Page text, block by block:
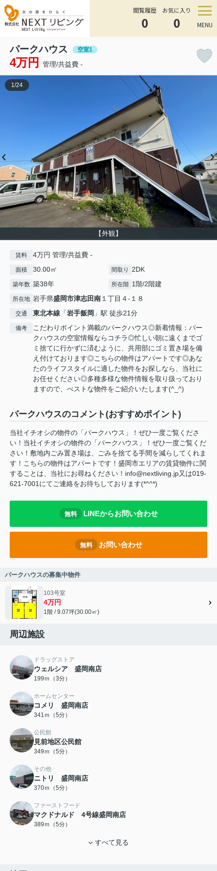
閲覧履歴
0
お気に入り
0 MENU
パークハウス 空室1
4万円 管理/共益費 -
【外観】
1/24
賃料 4万円 管理/共益費 -
面積 30.00㎡ 間取り 2DK
築年数 築38年 所在階 1階/2階建
所在地 岩手県盛岡市津志田南 １丁目４-１８
交通 東北本線 「岩手飯岡 」駅 徒歩21分
備考
こだわりポイント満載のパークハウス◎新着情報：パー
クハウスの空室情報ならコチラ◎忙しい朝に遠くまでゴ
ミ捨てに行かずに済むように、共用部にゴミ置き場を備
え付けております◎こちらの物件はアパートです◎あな
たのライフスタイルに適した物件をお探しなら、当社に
お任せください◎多種多様な物件情報を取り扱っており
ますので、べストな物件をご紹介いたします(^_^)
パークハウスのコメント(おすすめポイント)
当社イチオシの物件の「パークハウス」！ぜひ一度ご覧くださ
い！当社イチオシの物件の「パークハウス」！ぜひ一度ご覧くだ
さい！敷地内ごみ置き場は、ごみを捨てる手間を減らしてくれま
す！こちらの物件はアパートです！盛岡市エリアの賃貸物件に関
することは、当社にお尋ねください！info@nextliving.jp又は019-
621-7001にてご連絡をお待ちしております(*^^*)
無料 LINEからお問い合わせ
無料 お問い合わせ
パークハウスの募集中物件
103号室
4万円
1階 / 9.07坪(30.00㎡)
周辺施設
ドラッグストア
ウェルシア 盛岡南店
199ｍ（3分）
ホームセンター
コメリ 盛岡南店
341ｍ（5分）
公民館
見前地区公民館
349ｍ（5分）
その他
ニトリ 盛岡南店
370ｍ（5分）
ファーストフード
マクドナルド 4号線盛岡南店
389ｍ（5分）
すべて見る